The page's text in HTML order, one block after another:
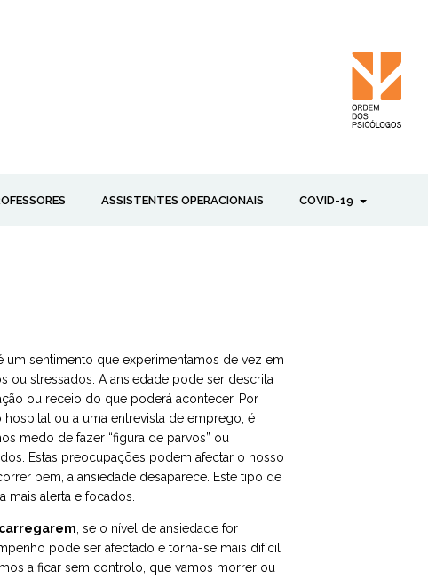
ASSISTENTES OPERACIONAIS COVID-19
um sentimento que experimentamos de vez em
ou stressados. A ansiedade pode ser descrita
ou receio do que poderá acontecer. Por
ou a uma entrevista de emprego, é
medo de fazer “figura de parvos” ou
Estas preocupações podem afectar o nosso
bem, a ansiedade desaparece. Este tipo de
mais alerta e focados.
, se o nível de ansiedade for
pode ser afectado e torna-se mais difícil
a ficar sem controlo, que vamos morrer ou